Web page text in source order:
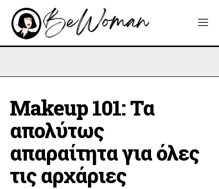
Makeup 101: Τα
απολύτως
απαραίτητα για όλες
τις αρχάριες